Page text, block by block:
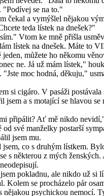
"Podívej se na to."
čekal a vymýšlel nějakou
teda lístek na dnešek?"
Vtom ke mně přišla
lístek na dnešek. Máte to
jeden, můžete ho někomu
ne. Já už mám lístek,"
"Jste moc hodná, děkuju,"
si cigáro. V pasáži postávala
jsem a s motající se hlavou se
připálit? Ať mě nikdo
od své manželky postarší
jsem mu.
jsem, co s druhým lístkem.
s některou z mých ženských.
pokladnu, ale nikdo už si
Kolem se procházelo pár
nějakou psychickou nemocí.